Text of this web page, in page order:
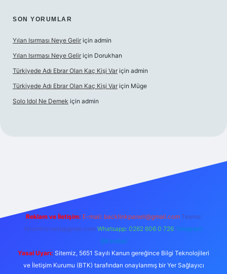
SON YORUMLAR
Yılan Isırması Neye Gelir için admin
Yılan Isırması Neye Gelir için Dorukhan
Türkiyede Adı Ebrar Olan Kaç Kişi Var için admin
Türkiyede Adı Ebrar Olan Kaç Kişi Var için Müge
Solo Idol Ne Demek için admin
Reklam ve İletişim: E-mail: backlinkpaneli@gmail.com Teams:
forumhizmeti@gmail.com Whatsapp: 0262 606 0 726 Telegram:
@karabul
Yasal Uyarı: Sitemiz, 5651 Sayılı Kanun gereğince Bilgi Teknolojileri
ve İletişim Kurumu (BTK) tarafından onaylanmış bir Yer Sağlayıcı